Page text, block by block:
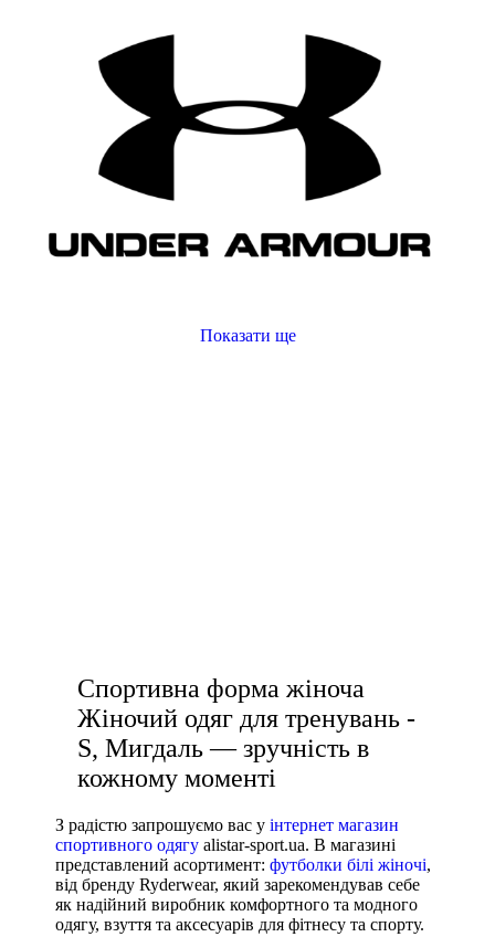
Показати ще
Спортивна форма жіноча
Жіночий одяг для тренувань -
S, Мигдаль — зручність в
кожному моменті
З радістю запрошуємо вас у інтернет магазин
спортивного одягу alistar-sport.ua. В магазині
представлений асортимент: футболки білі жіночі,
від бренду Ryderwear, який зарекомендував себе
як надійний виробник комфортного та модного
одягу, взуття та аксесуарів для фітнесу та спорту.